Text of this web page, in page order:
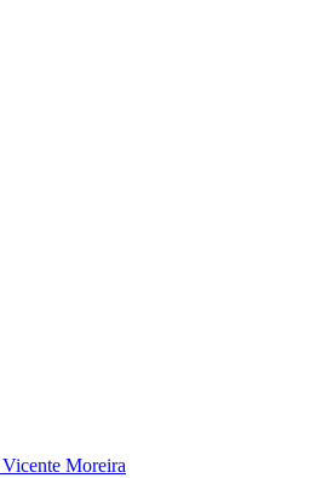
Vicente Moreira